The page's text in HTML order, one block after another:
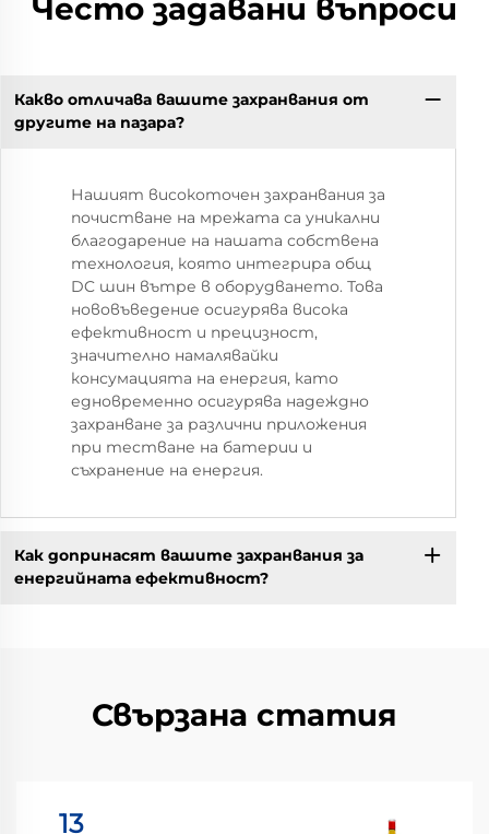
Често задавани въпроси
Какво отличава вашите захранвания от
другите на пазара?
Нашият високоточен захранвания за
почистване на мрежата са уникални
благодарение на нашата собствена
технология, която интегрира общ
DC шин вътре в оборудването. Това
нововъведение осигурява висока
ефективност и прецизност,
значително намалявайки
консумацията на енергия, като
едновременно осигурява надеждно
захранване за различни приложения
при тестване на батерии и
съхранение на енергия.
Как допринасят вашите захранвания за
енергийната ефективност?
Свързана статия
13